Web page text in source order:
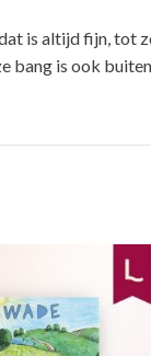
is altijd fijn,
bang is ook